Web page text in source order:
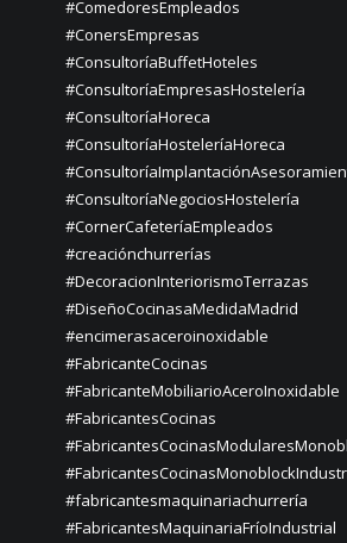
#ComedoresEmpleados
#ConersEmpresas
#ConsultoríaBuffetHoteles
#ConsultoríaEmpresasHostelería
#ConsultoríaHoreca
#ConsultoríaHosteleríaHoreca
#ConsultoríaNegociosHostelería
#CornerCafeteríaEmpleados
#creaciónchurrerías
#DecoracionInteriorismoTerrazas
#DiseñoCocinasaMedidaMadrid
#encimerasaceroinoxidable
#FabricanteCocinas
#FabricanteMobiliarioAceroInoxidable
#FabricantesCocinas
#fabricantesmaquinariachurrería
#FabricantesMaquinariaFríoIndustrial